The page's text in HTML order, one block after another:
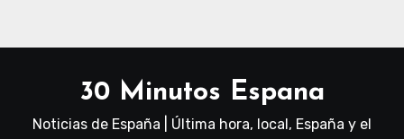
30 Minutos Espana
Noticias de España | Última hora, local, España y el